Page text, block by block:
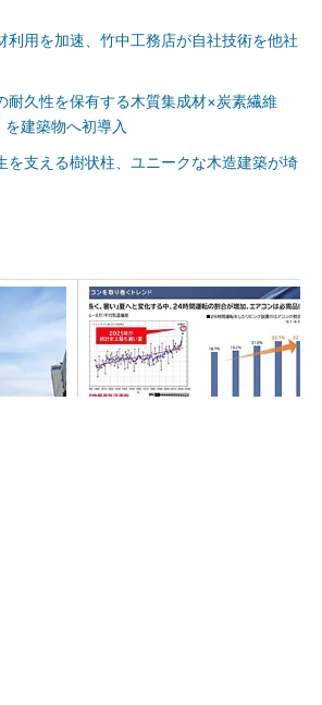
利用を加速、竹中工務店が自社技術を他社
耐久性を保有する木質集成材×炭素繊維
を建築物へ初導入
を支える樹状柱、ユニークな木造建築が埼